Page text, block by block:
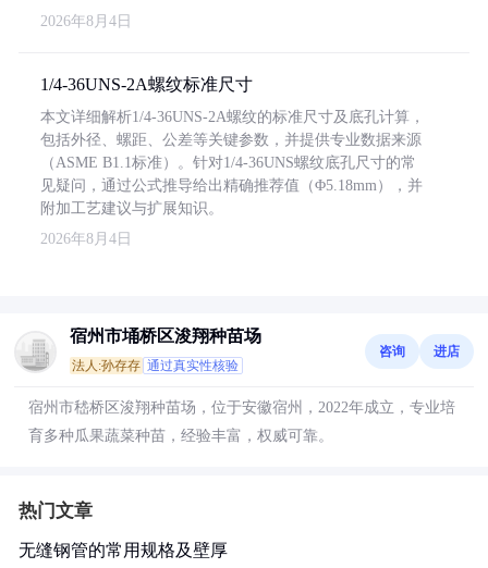
2026年8月4日
1/4-36UNS-2A螺纹标准尺寸
本文详细解析1/4-36UNS-2A螺纹的标准尺寸及底孔计算，
包括外径、螺距、公差等关键参数，并提供专业数据来源
（ASME B1.1标准）。针对1/4-36UNS螺纹底孔尺寸的常
见疑问，通过公式推导给出精确推荐值（Φ5.18mm），并
附加工艺建议与扩展知识。
2026年8月4日
宿州市埇桥区浚翔种苗场
法人:孙存存 通过真实性核验
咨询 进店
宿州市嵇桥区浚翔种苗场，位于安徽宿州，2022年成立，专业培
育多种瓜果蔬菜种苗，经验丰富，权威可靠。
热门文章
无缝钢管的常用规格及壁厚